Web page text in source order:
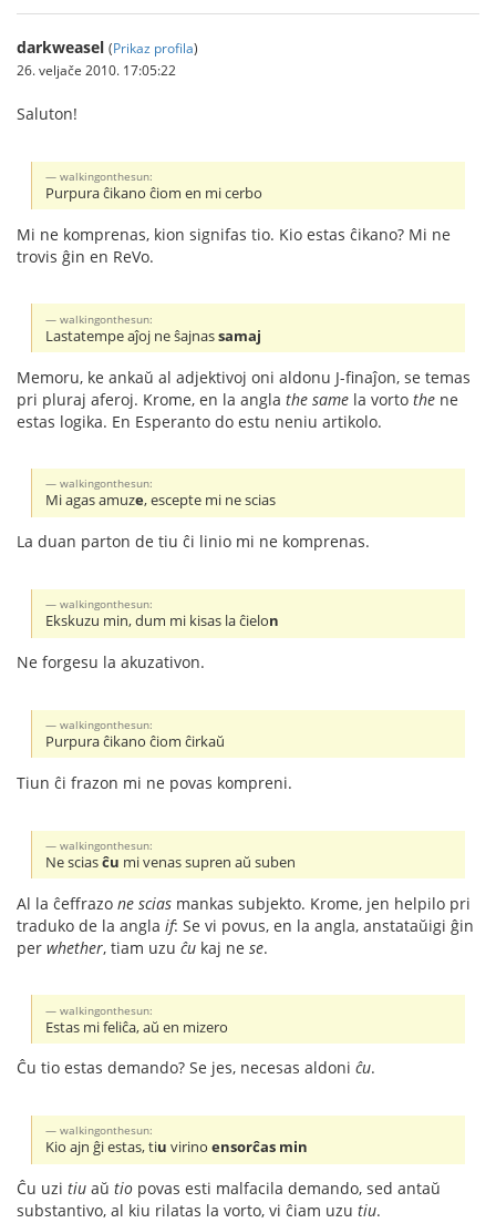
darkweasel (Prikaz profila)
26. veljače 2010. 17:05:22
Saluton!
walkingonthesun:
Purpura ĉikano ĉiom en mi cerbo
Mi ne komprenas, kion signifas tio. Kio estas ĉikano? Mi ne
trovis ĝin en ReVo.
walkingonthesun:
Lastatempe aĵoj ne ŝajnassamaj
Memoru, ke ankaŭ al adjektivoj oni aldonu J-finaĵon, se temas
pri pluraj aferoj. Krome, en la angla the same la vorto the ne
estas logika. En Esperanto do estu neniu artikolo.
walkingonthesun:
Mi agas amuze, escepte mi ne scias
La duan parton de tiu ĉi linio mi ne komprenas.
walkingonthesun:
Ekskuzu min, dum mi kisas la ĉielon
Ne forgesu la akuzativon.
walkingonthesun:
Purpura ĉikano ĉiom ĉirkaŭ
Tiun ĉi frazon mi ne povas kompreni.
walkingonthesun:
Ne sciasĉu mi venas supren aŭ suben
Al la ĉeffrazo ne scias mankas subjekto. Krome, jen helpilo pri
traduko de la angla if: Se vi povus, en la angla, anstataŭigi ĝin
per whether, tiam uzu ĉu kaj ne se.
walkingonthesun:
Estas mi feliĉa, aŭ en mizero
Ĉu tio estas demando? Se jes, necesas aldoni ĉu.
walkingonthesun:
Kio ajn ĝi estas, tiu virinoensorĉas min
Ĉu uzi tiu aŭ tio povas esti malfacila demando, sed antaŭ
substantivo, al kiu rilatas la vorto, vi ĉiam uzu tiu.